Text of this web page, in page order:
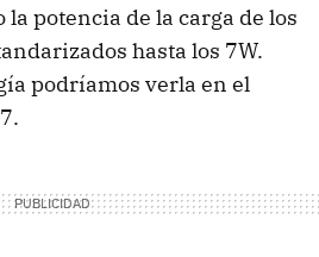
potencia de la carga de los
hasta los 7W.
podríamos verla en el